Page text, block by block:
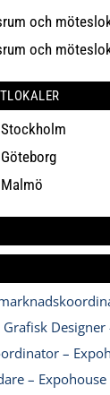
och
och
Designer
–
– Expohouse